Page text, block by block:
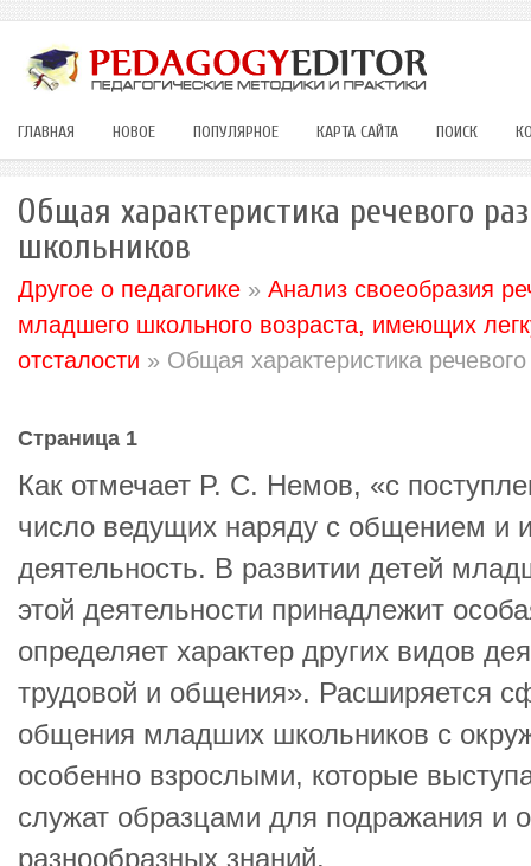
ГЛАВНАЯ НОВОЕ ПОПУЛЯРНОЕ КАРТА САЙТА ПОИСК
Общая характеристика речевого
школьников
Другое о педагогике » Анализ своеобразия
младшего школьного возраста, имеющих
отсталости » Общая характеристика
Страница 1
Как отмечает Р. С. Немов, «с
число ведущих наряду с общением и
деятельность. В развитии детей
этой деятельности принадлежит
определяет характер других видов
трудовой и общения». Расширяется
общения младших школьников с
особенно взрослыми, которые
служат образцами для подражания и
разнообразных знаний.